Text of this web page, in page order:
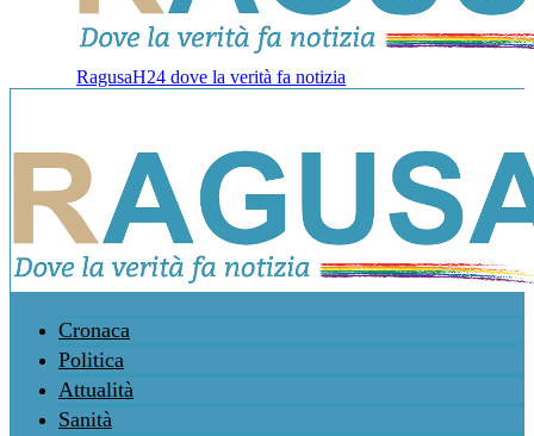
RagusaH24 dove la verità fa notizia
Cronaca
Politica
Attualità
Sanità